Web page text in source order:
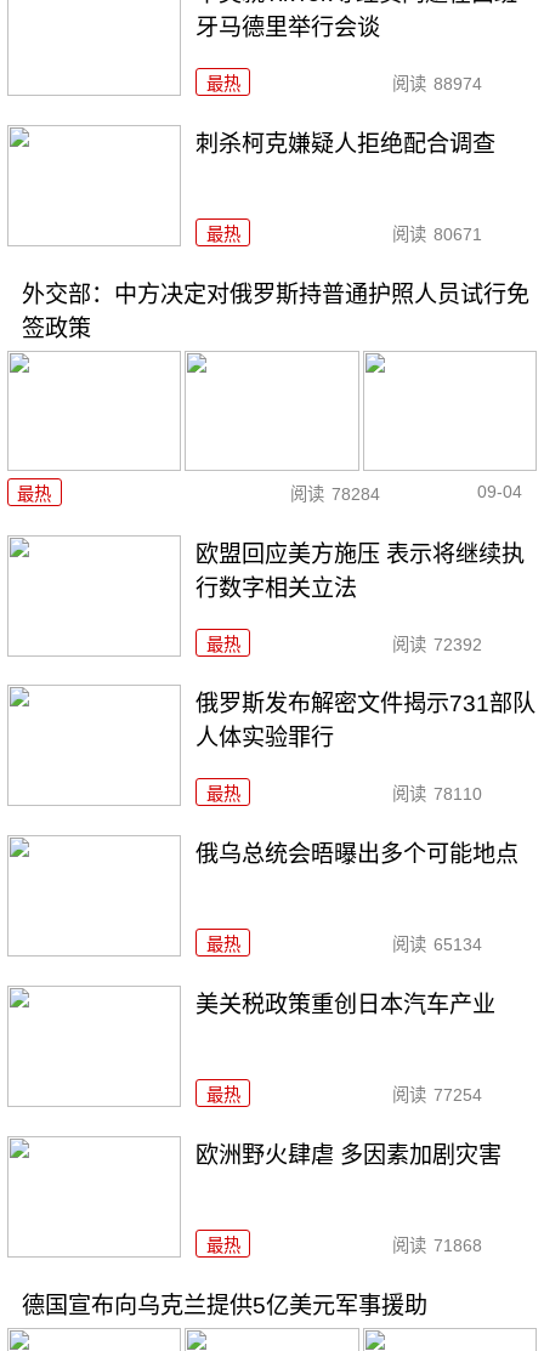
牙马德里举行会谈
最热 阅读 88974
刺杀柯克嫌疑人拒绝配合调查
最热 阅读 80671
外交部：中方决定对俄罗斯持普通护照人员试行免
签政策
最热 阅读 78284 09-04
欧盟回应美方施压 表示将继续执
行数字相关立法
最热 阅读 72392
俄罗斯发布解密文件揭示731部队
人体实验罪行
最热 阅读 78110
俄乌总统会晤曝出多个可能地点
最热 阅读 65134
美关税政策重创日本汽车产业
最热 阅读 77254
欧洲野火肆虐 多因素加剧灾害
最热 阅读 71868
德国宣布向乌克兰提供5亿美元军事援助